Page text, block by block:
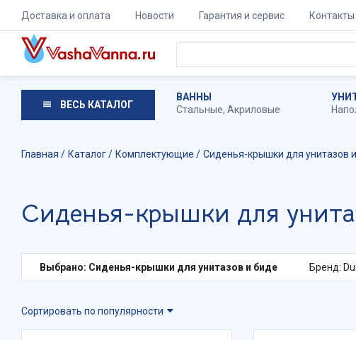
Доставка и оплата Новости Гарантия и сервис Контакты
ВЕСЬ КАТАЛОГ
ВАННЫ
Стальные, Акриловые
Главная Каталог Комплектующие Сиденья-крышки для унитазов
Сиденья-крышки для
Выбрано: Сиденья-крышки для унитазов и биде Бренд:
Сортировать по популярности